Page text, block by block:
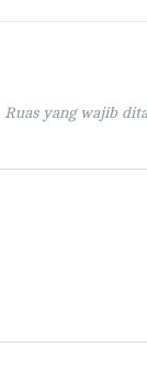
Ruas yang wajib